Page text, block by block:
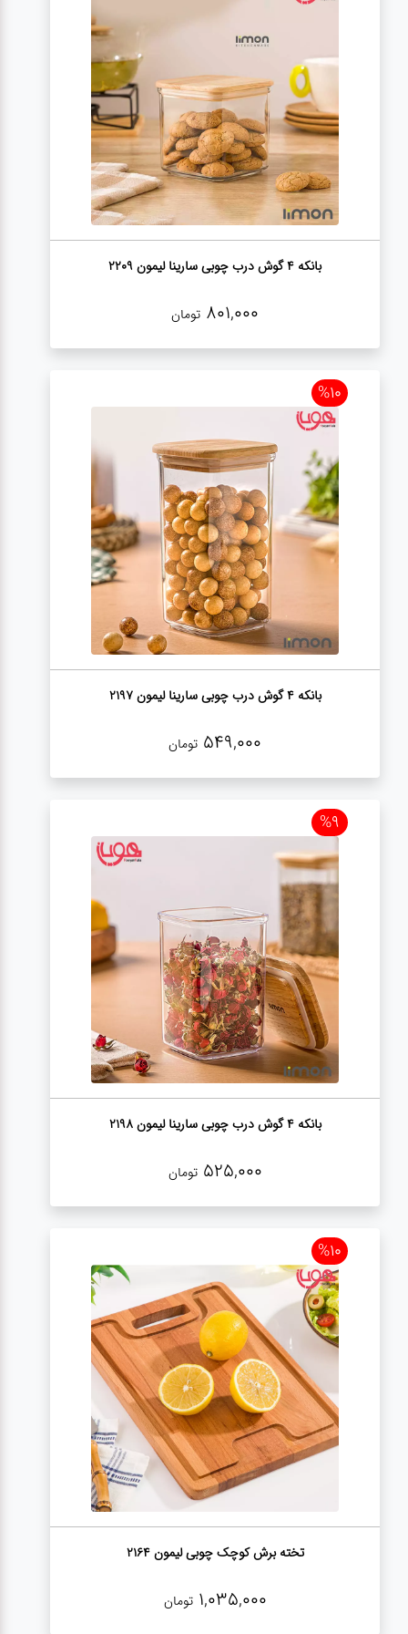
عطر،خوشبو کننده
جشن و تولد
سرویس های
چینی تقدس
بانکه 4 گوش درب چوبی سارینا لیمون 2209
801,000 تومان
%10
بانکه 4 گوش درب چوبی سارینا لیمون 2197
549,000 تومان
%9
بانکه 4 گوش درب چوبی سارینا لیمون 2198
525,000 تومان
%10
تخته برش کوچک چوبی لیمون 2164
1,035,000 تومان